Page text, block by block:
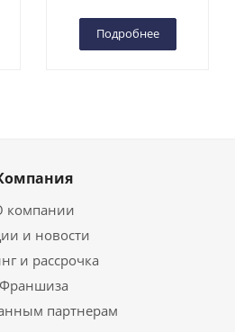
Подробнее
компании
и новости
и рассрочка
Франшиза
партнерам